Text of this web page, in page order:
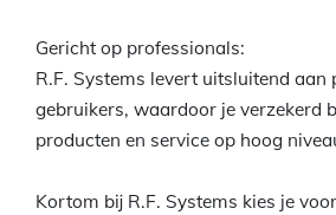
Gericht op professionals:
R.F. Systems levert uitsluitend aan
gebruikers, waardoor je verzekerd
producten en service op hoog
Kortom bij R.F. Systems kies je